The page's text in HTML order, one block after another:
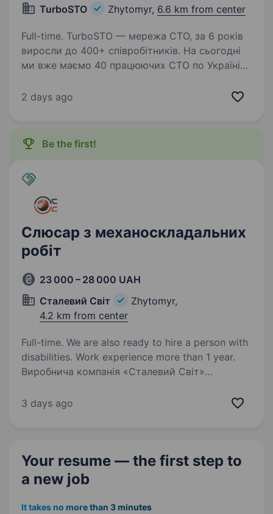
TurboSTO
Zhytomyr, 6.6 km from center
Full-time. TurboSTO — мережа СТО, за 6 років
виросли до 400+ співробітників. На сьогодні
ми вже маємо 40 працюючих СТО по Україні
Наша суперсила — ремонт турбін та паливних
2 days ago
Be the first!
Слюсар з механоскладальних
робіт
23 000 – 28 000 UAH
Сталевий Світ
Zhytomyr,
4.2 km from center
Full-time. We are also ready to hire a person with
disabilities. Work experience more than 1 year.
Виробнича компанія «Сталевий Світ»
З МЕХАНОСКЛАДАЛЬНИХ РОБІТ»
3 days ago
Your resume — the first step to
a new job
It takes no more than 3 minutes